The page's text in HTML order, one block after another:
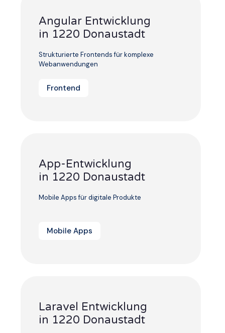
Angular Entwicklung
in 1220 Donaustadt
Strukturierte Frontends für komplexe
Webanwendungen
Frontend
App-Entwicklung
in 1220 Donaustadt
Mobile Apps für digitale Produkte
Mobile Apps
Laravel Entwicklung
in 1220 Donaustadt